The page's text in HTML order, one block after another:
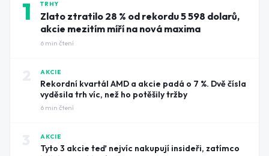
1 TRHY
Zlato ztratilo 28 % od rekordu 5 598 dolarů,
akcie mezitím míří na nová maxima
6 min čtení
AKCIE
Rekordní kvartál AMD a akcie padá o 7 %. Dvě čísla
vyděsila trh víc, než ho potěšily tržby
6 min čtení
AKCIE
Tyto 3 akcie teď nejvíc nakupují insideři, zatímco